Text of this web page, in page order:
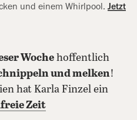
und einem Whirlpool. Jetzt
Woche hoffentlich
und melken!
hat Karla Finzel ein
Zeit